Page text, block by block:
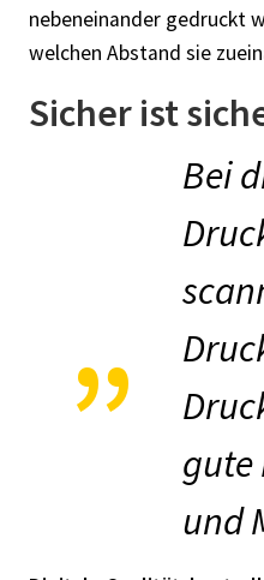
nebeneinander gedruckt
welchen Abstand sie
Sicher ist
Bei
gute
und